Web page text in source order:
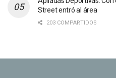
Street entró al área
203 COMPARTIDOS